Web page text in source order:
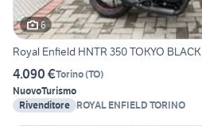
6
Royal Enfield HNTR 350 TOKYO BLACK
4.090 €Torino(TO)
NuovoTurismo
Rivenditore ROYAL ENFIELD TORINO